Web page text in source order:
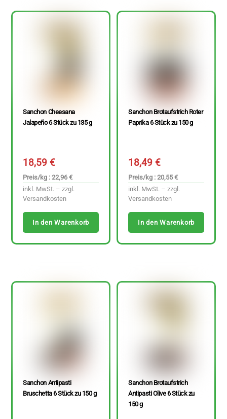
Sanchon Cheesana
Jalapeño 6 Stück zu 135 g
18,59€
Preis/kg : 22,96 €
inkl. MwSt. – zzgl.
Versandkosten
In den Warenkorb
Sanchon Brotaufstrich Roter
Paprika 6 Stück zu 150 g
18,49€
Preis/kg : 20,55 €
inkl. MwSt. – zzgl.
Versandkosten
In den Warenkorb
Sanchon Antipasti
Bruschetta 6 Stück zu 150 g
Sanchon Brotaufstrich
Antipasti Olive 6 Stück zu
150 g